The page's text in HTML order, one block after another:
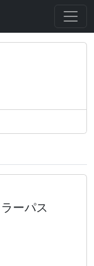
ーパス